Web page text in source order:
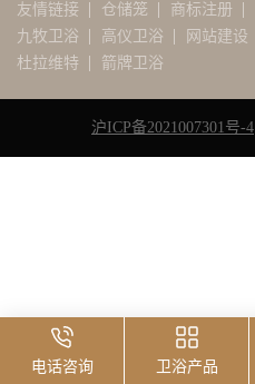
友情链接 仓储笼 商标注册
九牧卫浴
高仪卫浴 网站建设
杜拉维特
箭牌卫浴
沪ICP备2021007301号-4
电话咨询 卫浴产品